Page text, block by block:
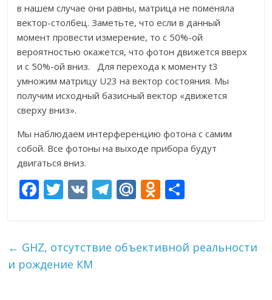
в нашем случае они равны, матрица не поменяла
вектор-столбец. Заметьте, что если в данный
момент провести измерение, то с 50%-ой
вероятностью окажется, что фотон движется вверх
и с 50%-ой вниз. Для перехода к моменту t3
умножим матрицу U23 на вектор состояния. Мы
получим исходный базисный вектор «движется
сверху вниз».
Мы наблюдаем интерференцию фотона с самим
собой. Все фотоны на выходе прибора будут
двигаться вниз.
F
b
o
T
er
V T
gr
M
R
O
o р
← GHZ, отсутствие объективной реальности
и рождение КМ